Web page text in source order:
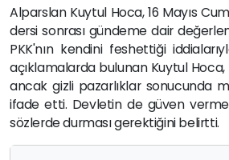
Alparslan Kuytul Hoca, 16 Mayıs
dersi sonrası gündeme dair
PKK'nın kendini feshettiği
açıklamalarda bulunan Kuytul
ancak gizli pazarlıklar sonucunda
ifade etti. Devletin de güven
sözlerde durması gerektiğini belirtti.